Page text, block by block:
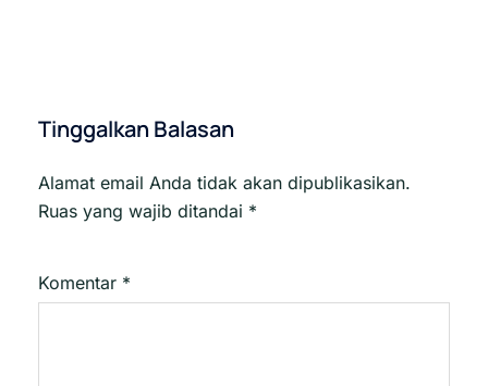
Tinggalkan Balasan
Alamat email Anda tidak akan dipublikasikan.
Ruas yang wajib ditandai *
Komentar *